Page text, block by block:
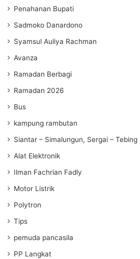
Penahanan Bupati
Sadmoko Danardono
Syamsul Auliya Rachman
Avanza
Ramadan Berbagi
Ramadan 2026
Bus
kampung rambutan
Siantar – Simalungun, Sergai – Tebing
Alat Elektronik
Ilman Fachrian Fadly
Motor Listrik
Polytron
Tips
pemuda pancasila
PP Langkat